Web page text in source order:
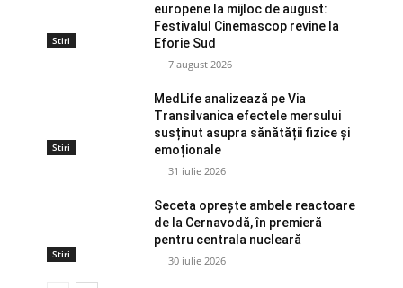
Stiri
europene la mijloc de august:
Festivalul Cinemascop revine la
Eforie Sud
7 august 2026
Stiri
MedLife analizează pe Via
Transilvanica efectele mersului
susținut asupra sănătății fizice și
emoționale
31 iulie 2026
Stiri
Seceta oprește ambele reactoare
de la Cernavodă, în premieră
pentru centrala nucleară
30 iulie 2026